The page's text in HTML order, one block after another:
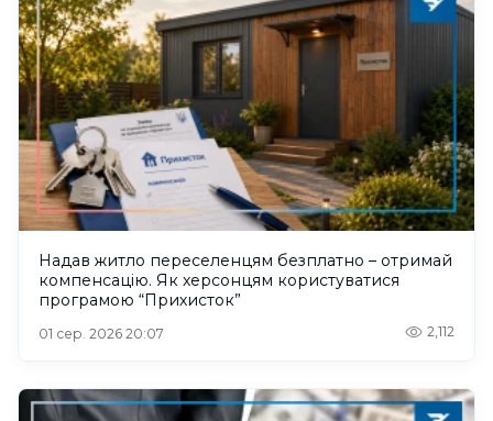
Надав житло переселенцям безплатно – отримай
компенсацію. Як херсонцям користуватися
програмою “Прихисток”
01 сер. 2026 20:07 2,112